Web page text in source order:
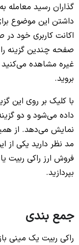
گذاران رسید معامله
داشتن این موضوع
اکانت کاربری خود
صفحه چندین گزینه
غیره مشاهده می‌کنید
بروید.
با کلیک بر روی این
داده می‌شود و دو
نمایش می‌دهد. از
مد نظر دارید یکی از
فروش ارز راکی ربیت
بپردازید.
جمع بندی
راکی ربیت یک مینی